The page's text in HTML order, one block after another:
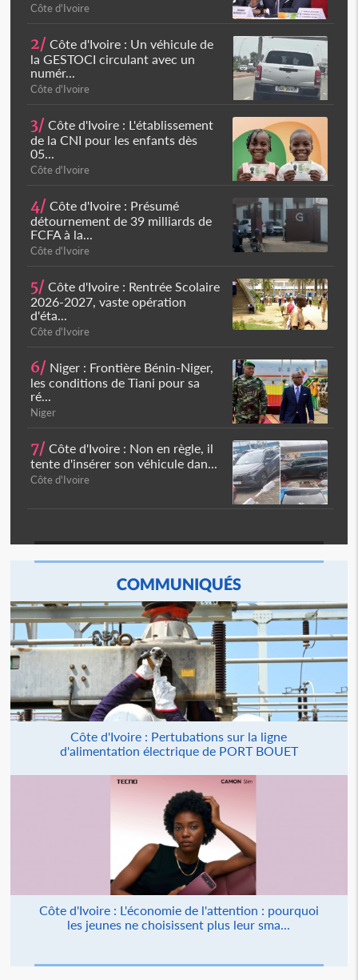
Côte d'Ivoire
2/ Côte d'Ivoire : Un véhicule de
la GESTOCI circulant avec un
numér...
Côte d'Ivoire
3/ Côte d'Ivoire : L'établissement
de la CNI pour les enfants dès
05...
Côte d'Ivoire
4/ Côte d'Ivoire : Présumé
détournement de 39 milliards de
FCFA à la...
Côte d'Ivoire
5/ Côte d'Ivoire : Rentrée Scolaire
2026-2027, vaste opération
d'éta...
Côte d'Ivoire
6/ Niger : Frontière Bénin-Niger,
les conditions de Tiani pour sa
ré...
Niger
7/ Côte d'Ivoire : Non en règle, il
tente d'insérer son véhicule dan...
Côte d'Ivoire
COMMUNIQUÉS
Côte d'Ivoire : Pertubations sur la ligne
d'alimentation électrique de PORT BOUET
Côte d'Ivoire : L'économie de l'attention : pourquoi
les jeunes ne choisissent plus leur sma...